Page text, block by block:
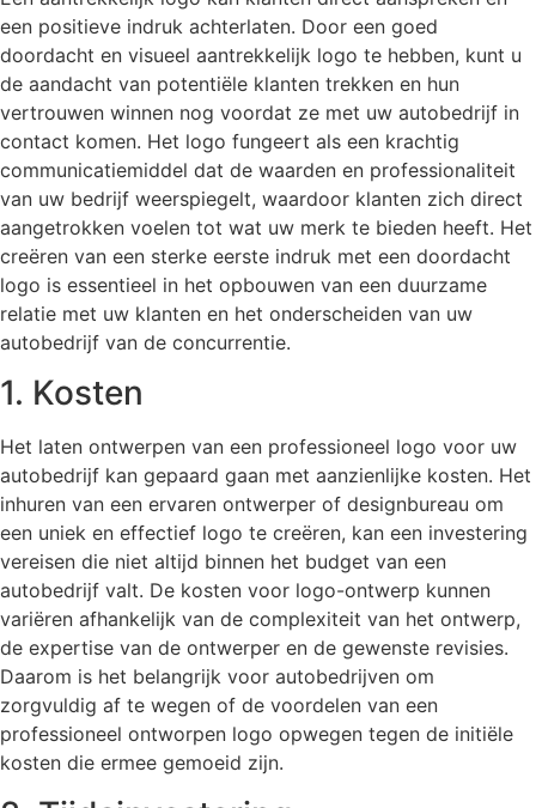
een positieve indruk achterlaten. Door een goed
doordacht en visueel aantrekkelijk logo te hebben, kunt u
de aandacht van potentiële klanten trekken en hun
vertrouwen winnen nog voordat ze met uw autobedrijf in
contact komen. Het logo fungeert als een krachtig
communicatiemiddel dat de waarden en professionaliteit
van uw bedrijf weerspiegelt, waardoor klanten zich direct
aangetrokken voelen tot wat uw merk te bieden heeft. Het
creëren van een sterke eerste indruk met een doordacht
logo is essentieel in het opbouwen van een duurzame
relatie met uw klanten en het onderscheiden van uw
autobedrijf van de concurrentie.
1. Kosten
Het laten ontwerpen van een professioneel logo voor uw
autobedrijf kan gepaard gaan met aanzienlijke kosten. Het
inhuren van een ervaren ontwerper of designbureau om
een uniek en effectief logo te creëren, kan een investering
vereisen die niet altijd binnen het budget van een
autobedrijf valt. De kosten voor logo-ontwerp kunnen
variëren afhankelijk van de complexiteit van het ontwerp,
de expertise van de ontwerper en de gewenste revisies.
Daarom is het belangrijk voor autobedrijven om
zorgvuldig af te wegen of de voordelen van een
professioneel ontworpen logo opwegen tegen de initiële
kosten die ermee gemoeid zijn.